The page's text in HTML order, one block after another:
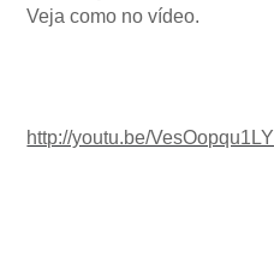
Veja como no vídeo.
http://youtu.be/VesOopqu1LY